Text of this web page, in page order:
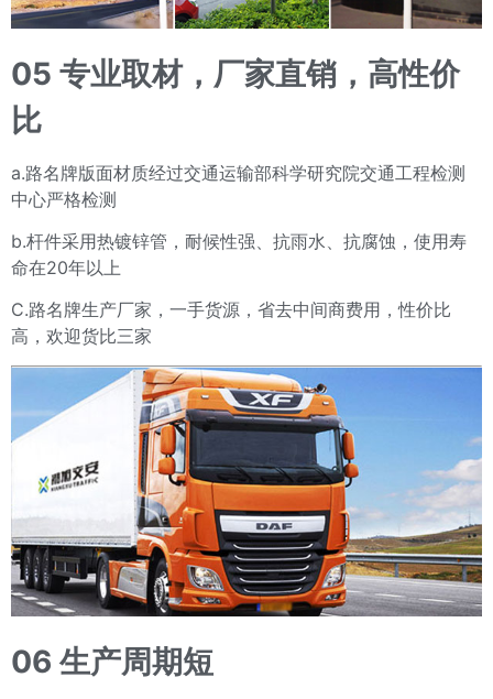
05 专业取材，厂家直销，高性价
比
a.路名牌版面材质经过交通运输部科学研究院交通工程检测
中心严格检测
b.杆件采用热镀锌管，耐候性强、抗雨水、抗腐蚀，使用寿
命在20年以上
C.路名牌生产厂家，一手货源，省去中间商费用，性价比
高，欢迎货比三家
06 生产周期短